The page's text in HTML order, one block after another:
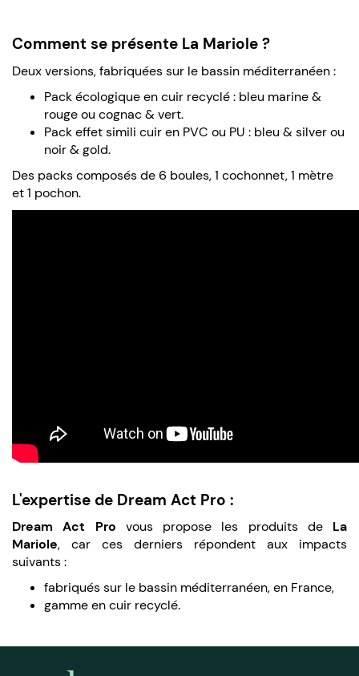
Comment se présente La Mariole ?
Deux versions, fabriquées sur le bassin méditerranéen :
Pack écologique en cuir recyclé : bleu marine &
rouge ou cognac & vert.
Pack effet simili cuir en PVC ou PU : bleu & silver ou
noir & gold.
Des packs composés de 6 boules, 1 cochonnet, 1 mètre
et 1 pochon.
L'expertise de Dream Act Pro :
Dream Act Pro vous propose les produits de La
Mariole, car ces derniers répondent aux impacts
suivants :
fabriqués sur le bassin méditerranéen, en France,
gamme en cuir recyclé.